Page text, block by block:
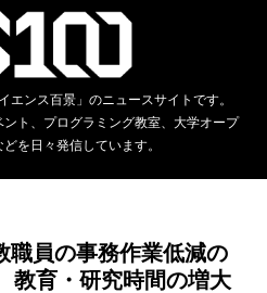
エンス百景」のニュースサイトです。
ト、プログラミング教室、大学オープ
を日々発信しています。
職員の事務作業低減の
育・研究時間の増大